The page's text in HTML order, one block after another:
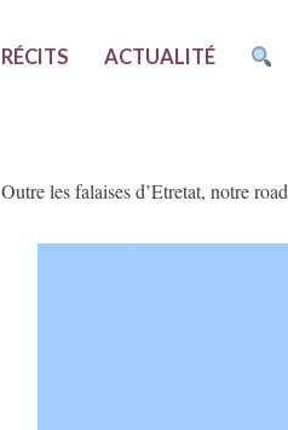
RÉCITS ACTUALITÉ
Outre les falaises d’Etretat, notre